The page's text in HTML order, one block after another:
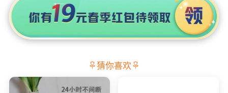
猜你喜欢